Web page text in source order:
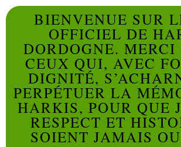
BIENVENUE SUR
OFFICIEL DE
DORDOGNE. MERCI
CEUX QUI, AVEC
DIGNITÉ,
PERPÉTUER LA
HARKIS, POUR QUE
RESPECT ET
SOIENT JAMAIS